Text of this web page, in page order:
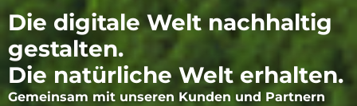
Die digitale Welt nachhaltig
gestalten.
Die natürliche Welt erhalten.
Gemeinsam mit unseren Kunden und Partnern